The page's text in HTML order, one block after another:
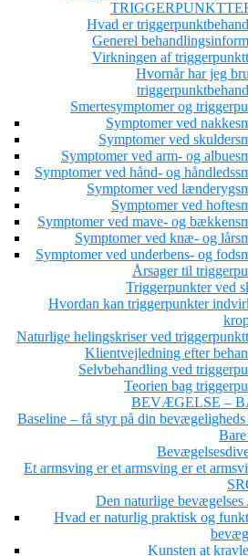
Hvad er
Generel
Virkningen af
Hvornår har jeg
Smertesymptomer og
Symptomer ved
Symptomer ved
Symptomer ved arm- og
Symptomer ved hånd- og
Symptomer ved
Symptomer ved
Symptomer ved mave- og
Symptomer ved knæ- og
Symptomer ved underbens- og
Årsager til
Triggerpunkter ved
Hvordan kan triggerpunkter
Naturlige helingskriser ved
Klientvejledning efter
Selvbehandling ved
Teorien bag
BEVÆGELSE –
Baseline – få styr på din bevægeligheds
Et armsving er et armsving er et
Den naturlige
Hvad er naturlig praktisk og
Kunsten at